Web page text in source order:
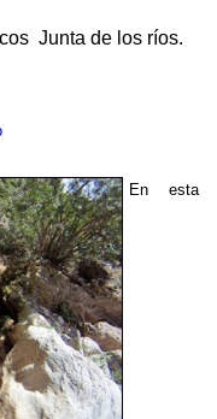
Junta de los ríos.
En esta